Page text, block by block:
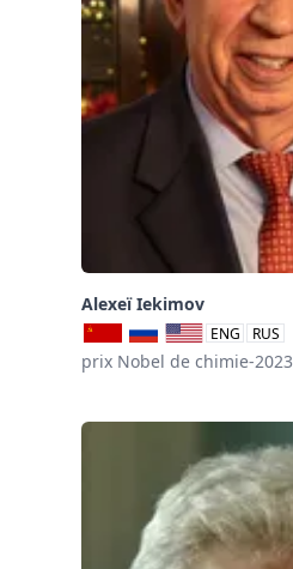
Alexeï Iekimov
ENG RUS
prix Nobel de chimie-2023